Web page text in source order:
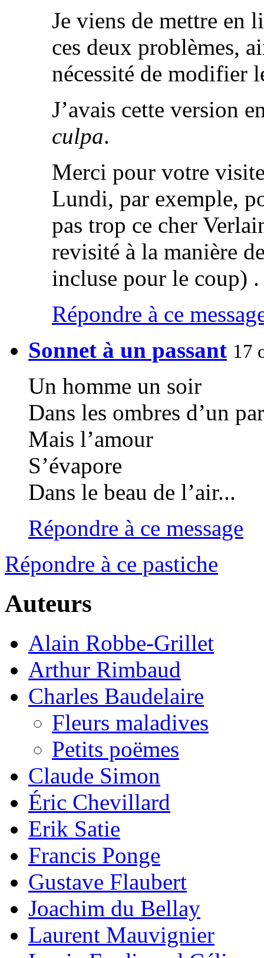
Je viens de mettre en
ces deux problèmes,
nécessité de modifier
J’avais cette version
culpa.
Merci pour votre
Lundi, par exemple,
pas trop ce cher
revisité à la manière
incluse pour le coup) .
Répondre à ce
Sonnet à un passant 17
Un homme un soir
Dans les ombres d’un
Mais l’amour
S’évapore
Dans le beau de l’air...
Répondre à ce message
Répondre à ce pastiche
Auteurs
Alain Robbe-Grillet
Arthur Rimbaud
Charles Baudelaire
Fleurs maladives
Petits poëmes
Claude Simon
Éric Chevillard
Erik Satie
Francis Ponge
Gustave Flaubert
Joachim du Bellay
Laurent Mauvignier